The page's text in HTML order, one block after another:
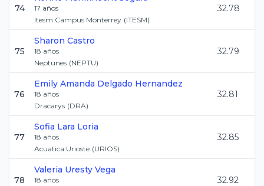
74 17 años
Itesm Campus Monterrey (ITESM)
32.78
75
Sharon Castro
18 años
Neptunes (NEPTU)
32.79
76
Emily Amanda Delgado Hernandez
18 años
Dracarys (DRA)
32.81
77
Sofia Lara Loria
18 años
Acuatica Urioste (URIOS)
32.85
78
Valeria Uresty Vega
18 años
32.92